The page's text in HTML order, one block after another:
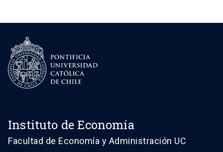
Instituto de Economía
Facultad de Economía y Administración UC